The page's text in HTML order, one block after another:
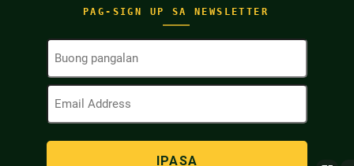
PAG-SIGN UP SA NEWSLETTER
Buong
(Kinakailangan)
Email
(Kinakailangan)